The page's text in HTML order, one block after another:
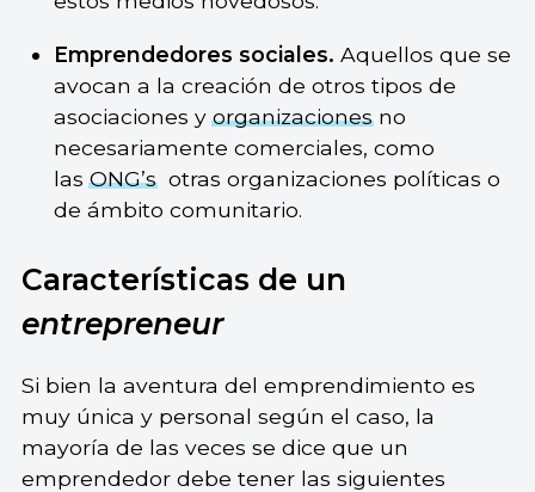
Emprendedores sociales. Aquellos que se
avocan a la creación de otros tipos de
asociaciones yorganizacionesno
necesariamente comerciales, como
lasONG’sotras organizaciones políticas o
de ámbito comunitario.
Características de un
entrepreneur
Si bien la aventura del emprendimiento es
muy única y personal según el caso, la
mayoría de las veces se dice que un
emprendedor debe tener las siguientes